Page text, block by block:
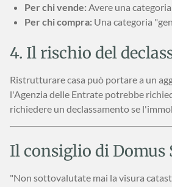
Per chi vende:Avere una
Per chi compra: Una categoria
4. Il rischio del
Ristrutturare casa può portare a un
l'Agenzia delle Entrate potrebbe
richiedere un declassamento se
Il consiglio di Domus
"Non sottovalutate mai la visura